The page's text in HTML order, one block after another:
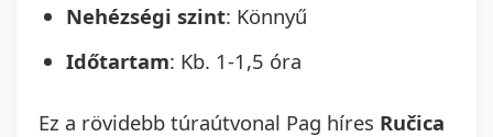
Nehézségi szint: Könnyű
Időtartam: Kb. 1-1,5 óra
Ez a rövidebb túraútvonal Pag híres Ručica